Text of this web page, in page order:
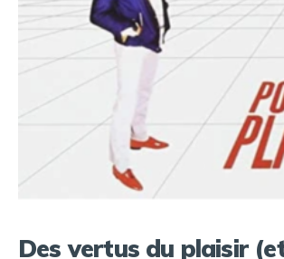
Des vertus du plaisir